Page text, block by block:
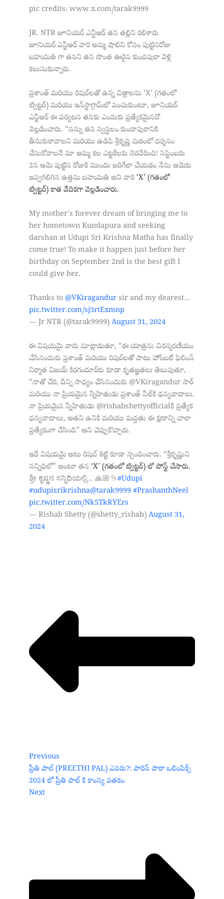
pic credits: www.x.com/tarak9999
JR. NTR జూనియర్ ఎన్టీఆర్ తన తల్లిని కలిశారు
జూనియర్ ఎన్టీఆర్ వారి అమ్మ షాలిని కోసం పుట్టినరోజు
బహుమతి గా తనని తన సొంత ఊరైన కుందపురా వెళ్లి
కలుసుకున్నారు.
ప్రశాంత్ మరియు రిషబ్‌లతో ఉన్న చిత్రాలను ‘X’ (గతంలో
ట్విట్టర్) మరియు ఇన్‌స్టాగ్రామ్‌లో పంచుకుంటూ, జూనియర్
ఎన్టీఆర్ ఈ పర్యటన తనకు ఎందుకు ప్రత్యేకమైనదో
వెల్లడించారు. “నన్ను తన స్వస్థలం కుందాపురానికి
తీసుకురావాలని మరియు ఉడిపి శ్రీకృష్ణ మఠంలో దర్శనం
చేసుకోవాలనే మా అమ్మ కల ఎట్టకేలకు నెరవేరింది! సెప్టెంబరు
2న ఆమె పుట్టిన రోజుకి ముందు జరిగేలా చేయడం నేను ఆమెకు
ఇవ్వగలిగిన ఉత్తమ బహుమతి అని వారి ‘X’ (గతంలో
ట్విట్టర్)కాత వేదికగా వెల్లడించారు.
My mother's forever dream of bringing me to
her hometown Kundapura and seeking
darshan at Udupi Sri Krishna Matha has finally
come true! To make it happen just before her
birthday on September 2nd is the best gift I
could give her.
Thanks to @VKiragandursir and my dearest…
pic.twitter.com/sj3rtExmnp
— Jr NTR (@tarak9999) August 31, 2024
ఈ విషయమై వారు మాట్లాడుతూ, “ఈ యాత్రను చిరస్మరణీయం
చేసినందుకు ప్రశాంత్ మరియు రిషబ్‌లతో పాటు హోంబలే ఫిలింస్
నిర్మాత విజయ్ కిరగందూర్‌కు కూడా కృతజ్ఞతలు తెలుపుతూ,
“నాతో చేరి, దీన్ని సాధ్యం చేసినందుకు @VKiragandur సార్
మరియు నా ప్రియమైన స్నేహితుడు ప్రశాంత్ నీల్‌కి ధన్యవాదాలు.
నా ప్రియమైన స్నేహితుడు @rishabshettyofficialకి ప్రత్యేక
ధన్యవాదాలు, అతని ఉనికి మరియు మద్దతు ఈ క్షణాన్ని చాలా
ప్రత్యేకంగా చేసింది” అని చెప్పుకొచ్చారు.
ఇదే విషయమై అటు రిషబ్ శెట్టి కూడా స్పందించారు. “శ్రీకృష్ణుని
సన్నిధిలో” అంటూ తన ‘X’ (గతంలో ట్విట్టర్) లోపోస్ట్ చేసారు.
ಶ್ರೀ ಕೃಷ್ಣನ ಸನ್ನಿಧಿಯಲ್ಲಿ… 🙏🏼✨#Udupi
#udupisrikrishna@tarak9999 #PrashanthNeel
pic.twitter.com/Nk5TkRYErs
— Rishab Shetty (@shetty_rishab) August 31,
2024
Previous
ప్రీతి పాల్ (PREETHI PAL) ఎవరు?: పారిస్ పారా ఒలింపిక్స్
2024 లో ప్రీతి పాల్ కి కాంస్య పతకం.
Next